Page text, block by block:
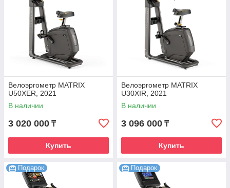
Велоэргометр MATRIX
U50XER, 2021
В наличии
3 020 000 ₸
Купить
Велоэргометр MATRIX
U30XIR, 2021
В наличии
3 096 000 ₸
Купить
Подарок Подарок